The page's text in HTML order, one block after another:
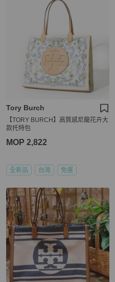
Tory Burch
【TORY BURCH】高質感尼龍花卉大
款托特包
MOP 2,822
全新品 台灣 免運